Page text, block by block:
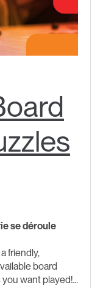
se déroule
friendly,
board
want played!...